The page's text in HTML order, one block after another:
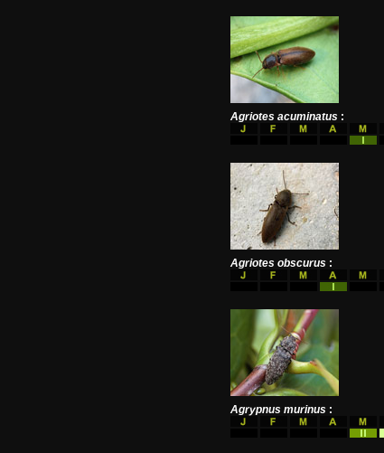
Agriotes acuminatus :
Agriotes obscurus :
Agrypnus murinus :